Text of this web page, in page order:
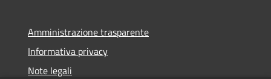
Amministrazione trasparente
Informativa privacy
Note legali